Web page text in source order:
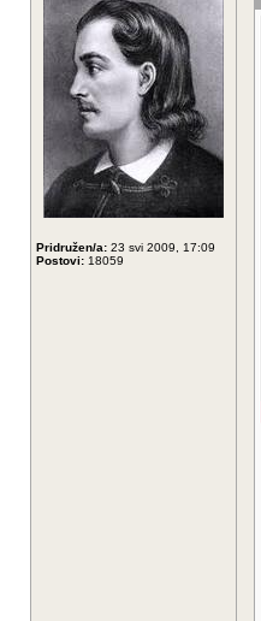
Pridružen/a: 23 svi 2009, 17:09
Postovi: 18059